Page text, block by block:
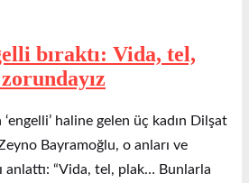
bıraktı: Vida, tel,
haline gelen üç kadın Dilşat
Bayramoğlu, o anları ve
anlattı: “Vida, tel, plak… Bunlarla